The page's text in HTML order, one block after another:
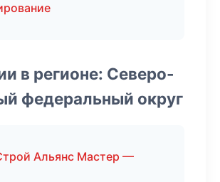
в регионе: Северо-
федеральный округ
Альянс Мастер —